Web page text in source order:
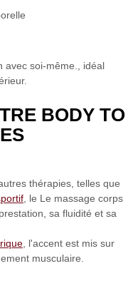
avec soi-même.
, idéal
BODY TO
thérapies, telles que
, le Le massage corps
sa fluidité et sa
, l'accent est mis sur
musculaire.